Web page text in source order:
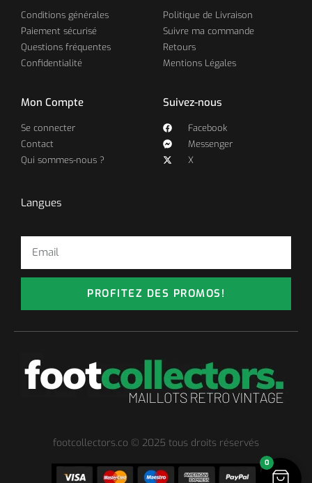
Conditions générales
Paiement sécurisé
Questions fréquentes
Confidentialité
Politique de Livraison
Suivre ma commande
Retours
Mentions Légales
Mon Compte
Se connecter
Contact
Qui sommes-nous ?
Suivez-nous
Facebook
Messenger
X
Langues
PROFITEZ DES PROMOS!
footcollectors.co © 2025 tous droits réservés
0